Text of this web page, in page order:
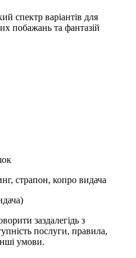
спектр варіантів для
побажань та фантазій
страпон, копро видача
заздалегідь з
послуги, правила,
умови.